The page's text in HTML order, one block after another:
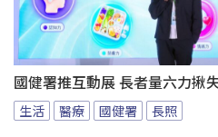
國健署推互動展 長者量六力揪
生活 醫療 國健署 長照